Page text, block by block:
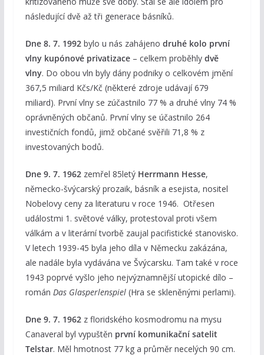
následující dvě až tři generace básníků.
Dne 8. 7. 1992bylo u nás zahájeno druhé kolo první
vlny kupónové privatizace– celkem proběhly dvě
vlny. Do obou vln byly dány podniky o celkovém jmění
367,5 miliard Kčs/Kč (některé zdroje udávají 679
miliard). První vlny se zúčastnilo 77 % a druhé vlny 74 %
oprávněných občanů. První vlny se účastnilo 264
investičních fondů, jimž občané svěřili 71,8 % z
investovaných bodů.
Dne 9. 7. 1962zemřel 85letý Herrmann Hesse,
německo-švýcarský prozaik, básník a esejista, nositel
Nobelovy ceny za literaturu v roce 1946. Otřesen
událostmi 1. světové války, protestoval proti všem
válkám a v literární tvorbě zaujal pacifistické stanovisko.
V letech 1939-45 byla jeho díla v Německu zakázána,
ale nadále byla vydávána ve Švýcarsku. Tam také v roce
1943 poprvé vyšlo jeho nejvýznamnější utopické dílo –
román Das Glasperlenspiel(Hra se skleněnými perlami).
Dne 9. 7. 1962z floridského kosmodromu na mysu
Canaveral byl vypuštěn první komunikační satelit
Telstar. Měl hmotnost 77 kg a průměr necelých 90 cm.